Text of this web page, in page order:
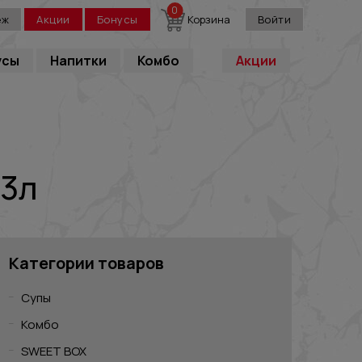
Акции Бонусы Корзина
0
Войти
Напитки Акции
Комбо
Категории товаров
Супы
Комбо
SWEET BOX